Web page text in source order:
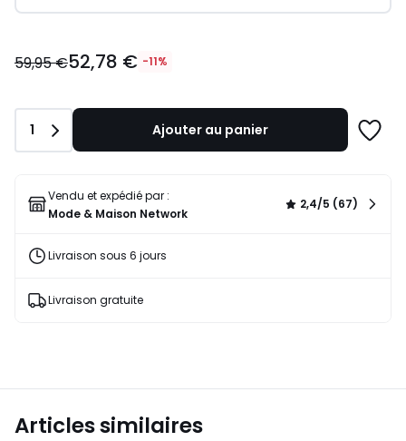
€
59,95
€
réduction
59,95 €52,78 € -11%
Quantité
1 Ajouter au panier
Vendu et expédié par :
Mode & Maison Network
2,4/5 (67)
Livraison sous 6 jours
Livraison gratuite
Articles similaires